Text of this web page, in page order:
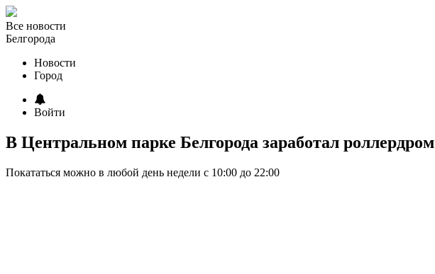
Все новости
Белгорода
Новости
Город
Войти
В Центральном парке Белгорода заработал роллердром
Покататься можно в любой день недели с 10:00 до 22:00